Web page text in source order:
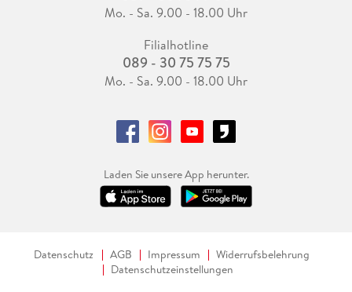
Mo. - Sa. 9.00 - 18.00 Uhr
Filialhotline
089 - 30 75 75 75
Mo. - Sa. 9.00 - 18.00 Uhr
Laden Sie unsere App herunter.
Datenschutz AGB Impressum
Widerrufsbelehrung
Datenschutzeinstellungen